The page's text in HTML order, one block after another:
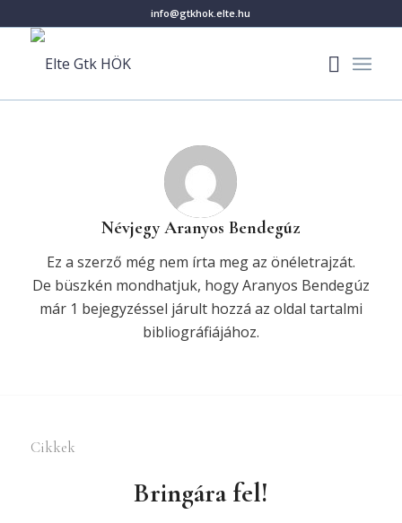
info@gtkhok.elte.hu
NévjegyAranyos Bendegúz
Ez a szerző még nem írta meg az önéletrajzát.
De büszkén mondhatjuk, hogyAranyos Bendegúz
már 1 bejegyzéssel járult hozzá az oldal tartalmi
bibliográfiájához.
Cikkek
Bringára fel!